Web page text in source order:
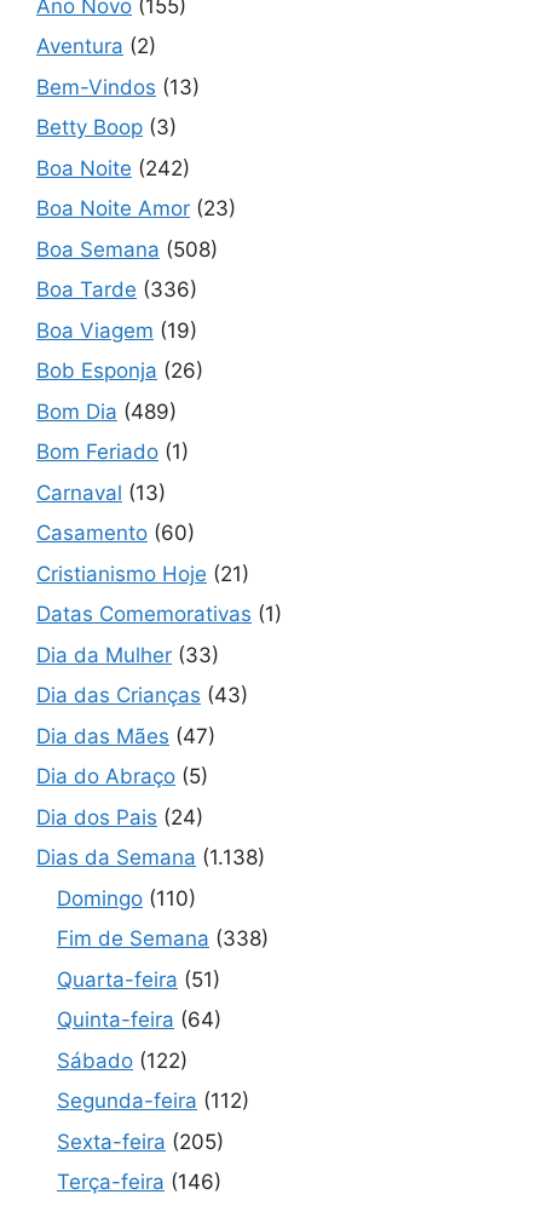
Ano Novo (155)
Aventura (2)
Bem-Vindos (13)
Betty Boop (3)
Boa Noite (242)
Boa Noite Amor (23)
Boa Semana (508)
Boa Tarde (336)
Boa Viagem (19)
Bob Esponja (26)
Bom Dia (489)
Bom Feriado (1)
Carnaval (13)
Casamento (60)
Cristianismo Hoje (21)
Datas Comemorativas (1)
Dia da Mulher (33)
Dia das Crianças (43)
Dia das Mães (47)
Dia do Abraço (5)
Dia dos Pais (24)
Dias da Semana (1.138)
Domingo (110)
Fim de Semana (338)
Quarta-feira (51)
Quinta-feira (64)
Sábado (122)
Segunda-feira (112)
Sexta-feira (205)
Terça-feira (146)